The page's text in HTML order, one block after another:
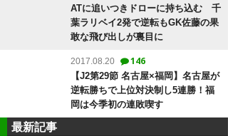
ATに追いつきドローに持ち込む 千
葉ラリベイ2発で逆転もGK佐藤の果
敢な飛び出しが裏目に
2017.08.20 146
【J2第29節 名古屋×福岡】名古屋が
逆転勝ちで上位対決制し5連勝！福
岡は今季初の連敗喫す
最新記事